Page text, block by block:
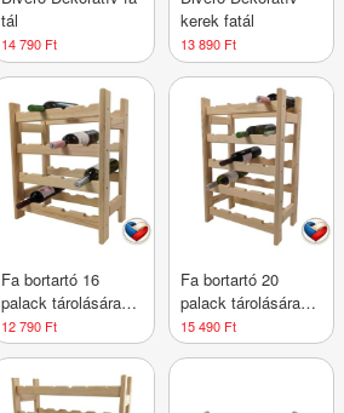
tál
14 790 Ft
kerek fatál
13 890 Ft
Fa bortartó 16
palack tárolására
44×60×25 cm cseh
gyártmány
12 790 Ft
Fa bortartó 20
palack tárolására
44×75×25 cm cseh
gyártmány
15 490 Ft